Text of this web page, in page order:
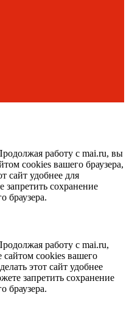
работу с mai.ru, вы
cookies вашего браузера,
сайт удобнее для
сохранение
браузера.
работу с mai.ru,
сайтом cookies вашего
этот сайт удобнее
запретить сохранение
браузера.